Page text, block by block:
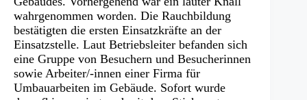
wahrgenommen worden. Die Rauchbildung
bestätigten die ersten Einsatzkräfte an der
Einsatzstelle. Laut Betriebsleiter befanden sich
eine Gruppe von Besuchern und Besucherinnen
sowie Arbeiter/-innen einer Firma für
Umbauarbeiten im Gebäude. Sofort wurde